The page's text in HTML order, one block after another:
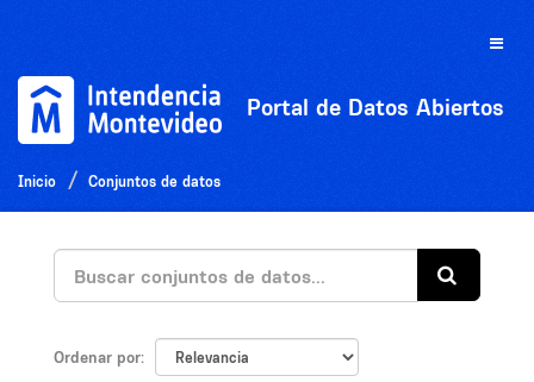
Toggle
Portal de Datos Abiertos
Inicio Conjuntos de datos
Ordenar por